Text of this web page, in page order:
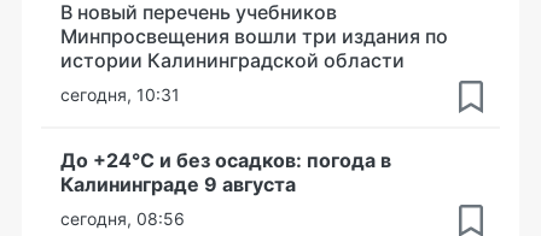
В новый перечень учебников
Минпросвещения вошли три издания по
истории Калининградской области
сегодня, 10:31
До +24°С и без осадков: погода в
Калининграде 9 августа
сегодня, 08:56